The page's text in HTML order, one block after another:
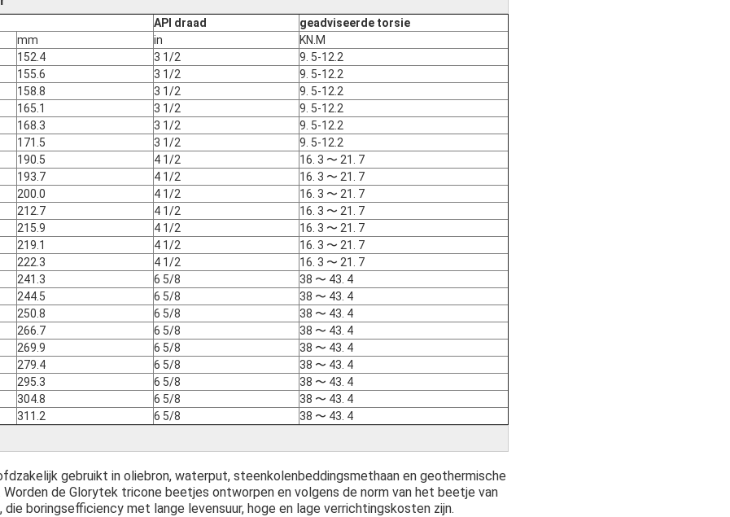
API draad
geadviseerde torsie
mm in
KN.M
152.4 3 1/2
9. 5-12.2
155.6 3 1/2
9. 5-12.2
158.8 3 1/2
9. 5-12.2
165.1 3 1/2
9. 5-12.2
168.3 3 1/2
9. 5-12.2
171.5 3 1/2
9. 5-12.2
190.5 4 1/2
16. 3 〜 21. 7
193.7 4 1/2
16. 3 〜 21. 7
200.0 4 1/2
16. 3 〜 21. 7
212.7 4 1/2
16. 3 〜 21. 7
215.9 4 1/2
16. 3 〜 21. 7
219.1 4 1/2
16. 3 〜 21. 7
222.3 4 1/2
16. 3 〜 21. 7
241.3 6 5/8
38 〜 43. 4
244.5 6 5/8
38 〜 43. 4
250.8 6 5/8
38 〜 43. 4
266.7 6 5/8
38 〜 43. 4
269.9 6 5/8
38 〜 43. 4
279.4 6 5/8
38 〜 43. 4
295.3 6 5/8
38 〜 43. 4
304.8 6 5/8
38 〜 43. 4
311.2 6 5/8 38 〜 43. 4
gebruikt in oliebron, waterput, steenkolenbeddingsmethaan en geothermische
de Glorytek tricone beetjes ontworpen en volgens de norm van het beetje van
die boringsefficiency met lange levensuur, hoge en lage verrichtingskosten zijn.